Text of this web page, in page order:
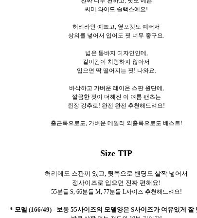
써머 와이드 슬랙스예요!
허리라인 예쁘고, 옆포켓도 예뻐서
상의를 넣어서 입어도 핏 너무 좋구요.
넓은 통바지 디자인인데,
길이감이 치렁하지 않아서
입으면 딱 떨어지는 핏! 나와요.
바삭하고 가벼운 레이온 스판 원단에,
깔끔한 핏이 더해진 이 여름 팬츠는
쥔장 강추로! 완전 완전 추천해드려요!
출근룩으로도, 가벼운 데일리 외출룩으로도 베스트!
Size TIP
허리에도 스판끼 있고, 뒷쪽으로 밴딩도 살짝 넣어서
정사이즈로 입으면 진짜 편해요!
55분들 S, 66분들 M, 77분들 L사이즈 추천해드려요!
* 모델 (166/49) - 보통 55사이즈의 모델양은 S사이즈가 여유있게 잘